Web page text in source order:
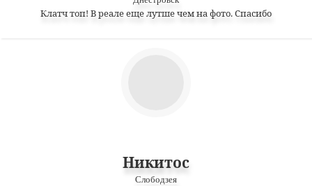
Клатч топ! В реале еще лутше чем на фото. Спасибо
Никитос
Слободзея